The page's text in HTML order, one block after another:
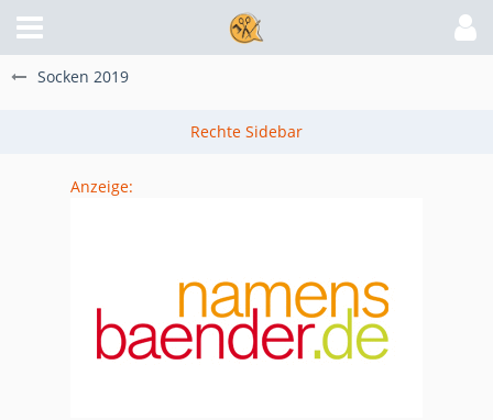
Socken 2019
Anzeige: